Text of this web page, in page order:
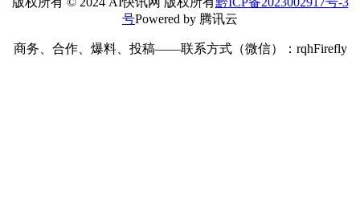
号Powered by 腾讯云
商务、合作、爆料、投稿——联系方式（微信）：rqhFirefly